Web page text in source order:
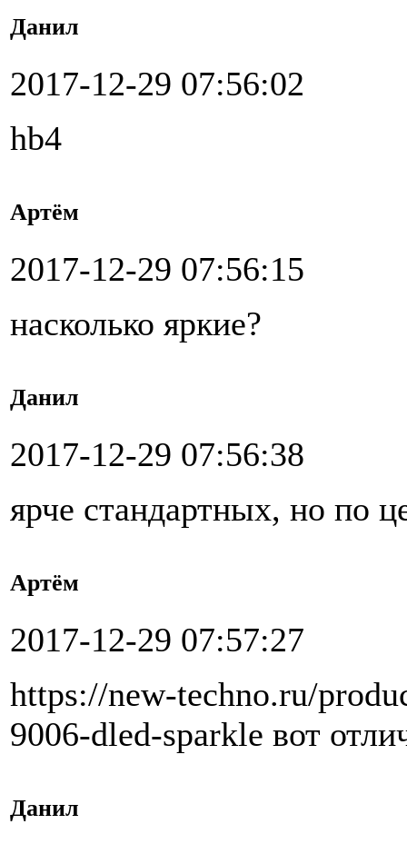
Данил
2017-12-29 07:56:02
hb4
Артём
2017-12-29 07:56:15
насколько яркие?
Данил
2017-12-29 07:56:38
ярче стандартных, но по
Артём
2017-12-29 07:57:27
https://new-techno.ru/
9006-dled-sparkle вот
Данил